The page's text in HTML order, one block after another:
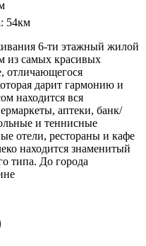
54км
6-ти этажный жилой
из самых красивых
отличающегося
дарит гармонию и
находится вся
аптеки, банк/
и теннисные
отели, рестораны и кафе
находится знаменитый
типа. До города